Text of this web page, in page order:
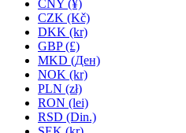
CNY (¥)
CZK (Kč)
DKK (kr)
GBP (£)
MKD (Ден)
NOK (kr)
PLN (zł)
RON (lei)
RSD (Din.)